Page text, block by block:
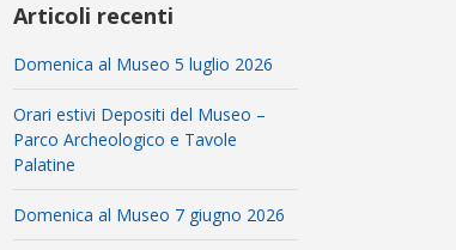
Articoli recenti
Domenica al Museo 5 luglio 2026
Orari estivi Depositi del Museo –
Parco Archeologico e Tavole
Palatine
Domenica al Museo 7 giugno 2026